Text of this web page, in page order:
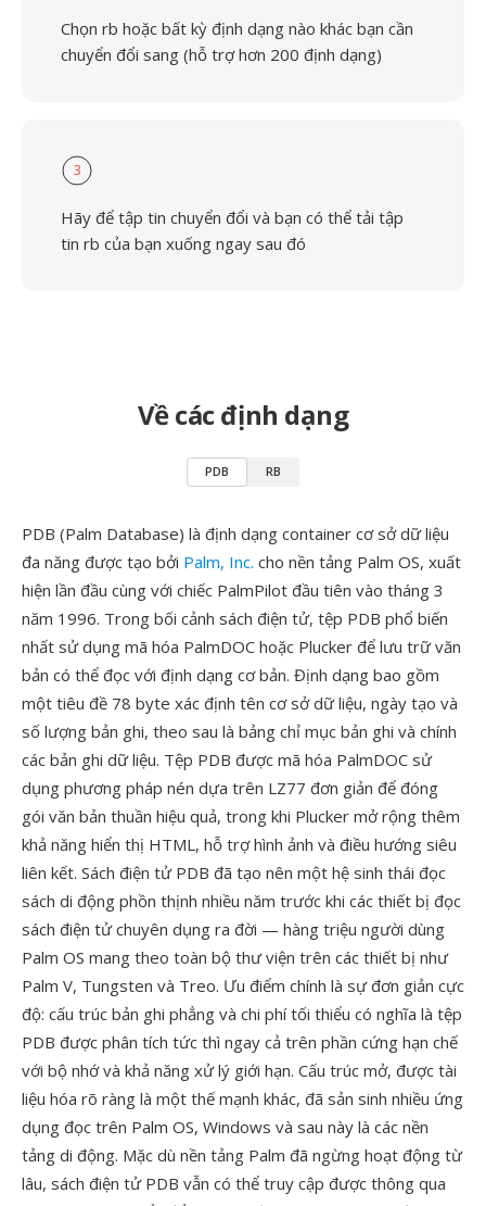
Chọn rb hoặc bất kỳ định dạng nào khác bạn cần
chuyển đổi sang (hỗ trợ hơn 200 định dạng)
3
Hãy để tập tin chuyển đổi và bạn có thể tải tập
tin rb của bạn xuống ngay sau đó
Về các định dạng
PDB RB
PDB (Palm Database) là định dạng container cơ sở dữ liệu
đa năng được tạo bởi Palm, Inc. cho nền tảng Palm OS, xuất
hiện lần đầu cùng với chiếc PalmPilot đầu tiên vào tháng 3
năm 1996. Trong bối cảnh sách điện tử, tệp PDB phổ biến
nhất sử dụng mã hóa PalmDOC hoặc Plucker để lưu trữ văn
bản có thể đọc với định dạng cơ bản. Định dạng bao gồm
một tiêu đề 78 byte xác định tên cơ sở dữ liệu, ngày tạo và
số lượng bản ghi, theo sau là bảng chỉ mục bản ghi và chính
các bản ghi dữ liệu. Tệp PDB được mã hóa PalmDOC sử
dụng phương pháp nén dựa trên LZ77 đơn giản để đóng
gói văn bản thuần hiệu quả, trong khi Plucker mở rộng thêm
khả năng hiển thị HTML, hỗ trợ hình ảnh và điều hướng siêu
liên kết. Sách điện tử PDB đã tạo nên một hệ sinh thái đọc
sách di động phồn thịnh nhiều năm trước khi các thiết bị đọc
sách điện tử chuyên dụng ra đời — hàng triệu người dùng
Palm OS mang theo toàn bộ thư viện trên các thiết bị như
Palm V, Tungsten và Treo. Ưu điểm chính là sự đơn giản cực
độ: cấu trúc bản ghi phẳng và chi phí tối thiểu có nghĩa là tệp
PDB được phân tích tức thì ngay cả trên phần cứng hạn chế
với bộ nhớ và khả năng xử lý giới hạn. Cấu trúc mở, được tài
liệu hóa rõ ràng là một thế mạnh khác, đã sản sinh nhiều ứng
dụng đọc trên Palm OS, Windows và sau này là các nền
tảng di động. Mặc dù nền tảng Palm đã ngừng hoạt động từ
lâu, sách điện tử PDB vẫn có thể truy cập được thông qua